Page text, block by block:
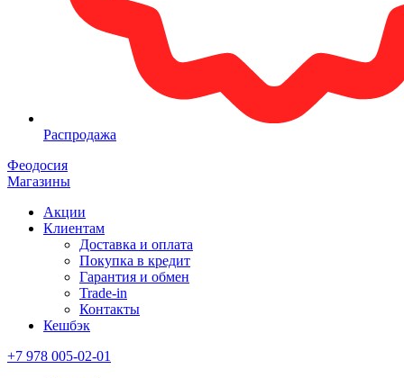
Распродажа
Феодосия
Магазины
Акции
Клиентам
Доставка и оплата
Покупка в кредит
Гарантия и обмен
Trade-in
Контакты
Кешбэк
+7 978 005-02-01